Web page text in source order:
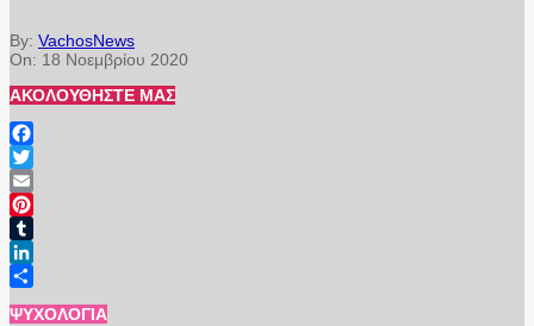
By: VachosNews
On: 18 Νοεμβρίου 2020
ΑΚΟΛΟΥΘΉΣΤΕ ΜΑΣ
Facebook
Twitter
Email
Pinterest
Tumblr
LinkedIn
ΨΥΧΟΛΟΓΊΑ